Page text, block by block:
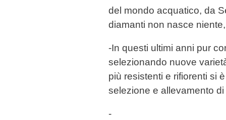
del mondo acquatico, da
diamanti non nasce
-In questi ultimi anni pur
selezionando nuove
più resistenti e rifiorenti si
selezione e allevamento
-